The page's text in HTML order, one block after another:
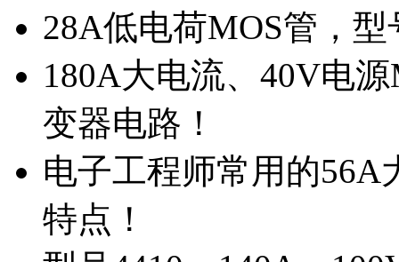
28A低电荷MOS管，
180A大电流、40V电
变器电路！
电子工程师常用的56A
特点！